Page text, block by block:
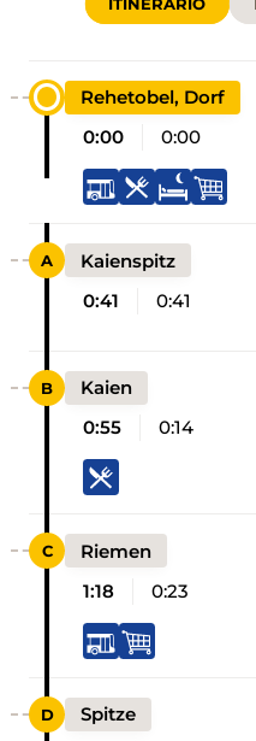
Rehetobel, Dorf
0:00
0:00
Kaienspitz
0:41
0:41
Kaien
0:55
0:14
Riemen
1:18
0:23
Spitze